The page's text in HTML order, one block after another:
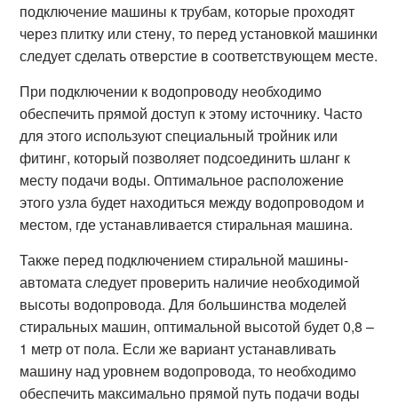
подключение машины к трубам, которые проходят
через плитку или стену, то перед установкой машинки
следует сделать отверстие в соответствующем месте.
При подключении к водопроводу необходимо
обеспечить прямой доступ к этому источнику. Часто
для этого используют специальный тройник или
фитинг, который позволяет подсоединить шланг к
месту подачи воды. Оптимальное расположение
этого узла будет находиться между водопроводом и
местом, где устанавливается стиральная машина.
Также перед подключением стиральной машины-
автомата следует проверить наличие необходимой
высоты водопровода. Для большинства моделей
стиральных машин, оптимальной высотой будет 0,8 –
1 метр от пола. Если же вариант устанавливать
машину над уровнем водопровода, то необходимо
обеспечить максимально прямой путь подачи воды